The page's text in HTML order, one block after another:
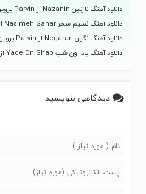
دانلود آهنگ نازنین Nazanin از Parvin پروین
دانلود آهنگ نسیم سحر Nasimeh Sahar از Parvin پروین
دانلود آهنگ نگران Negaran از Parvin پروین
دانلود آهنگ یاد اون شب Yade On Shab از Parvin پروین
دیدگاهی بنویسید